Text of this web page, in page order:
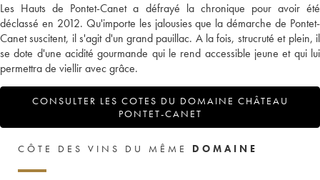
Les Hauts de Pontet-Canet a défrayé la chronique pour avoir été
déclassé en 2012. Qu'importe les jalousies que la démarche de Pontet-
Canet suscitent, il s'agit d'un grand pauillac. A la fois, strucruté et plein, il
se dote d'une acidité gourmande qui le rend accessible jeune et qui lui
permettra de viellir avec grâce.
CONSULTER LES COTES DU DOMAINE CHÂTEAU
PONTET-CANET
CÔTE DES VINS DU MÊME DOMAINE